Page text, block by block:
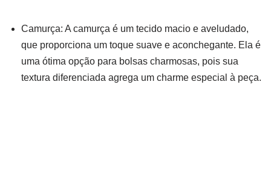
Camurça: A camurça é um tecido macio e aveludado,
que proporciona um toque suave e aconchegante. Ela é
uma ótima opção para bolsas charmosas, pois sua
textura diferenciada agrega um charme especial à peça.